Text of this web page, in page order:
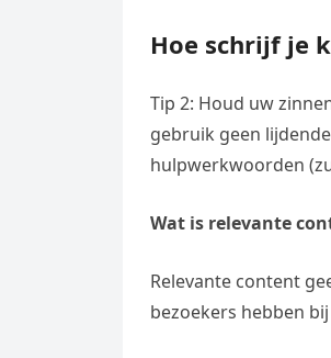
Hoe schrijf je
Tip 2: Houd uw
gebruik geen
hulpwerkwoorden
Wat is relevante
Relevante content
bezoekers hebben